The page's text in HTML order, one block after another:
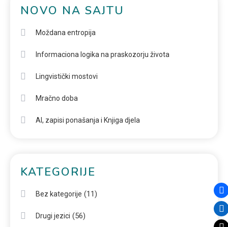
NOVO NA SAJTU
Moždana entropija
Informaciona logika na praskozorju života
Lingvistički mostovi
Mračno doba
AI, zapisi ponašanja i Knjiga djela
KATEGORIJE
Bez kategorije (11)
Drugi jezici (56)